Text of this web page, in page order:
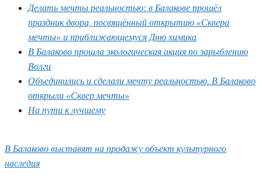
Делать мечты реальностью: в Балакове прошёл
праздник двора, посвящённый открытию «Сквера
мечты» и приближающемуся Дню химика
В Балаково прошла экологическая акция по зарыблению
Волги
Объединились и сделали мечту реальностью. В Балаково
открыли «Сквер мечты»
На пути к лучшему
В Балаково выставят на продажу объект культурного
наследия